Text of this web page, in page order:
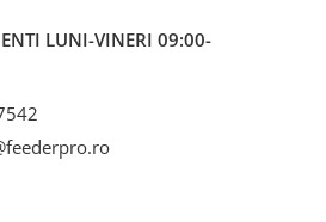
LUNI-VINERI 09:00-